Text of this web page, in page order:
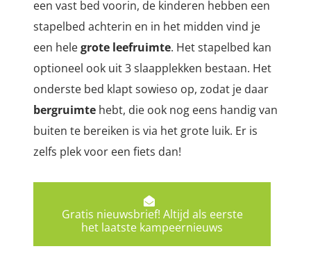
een vast bed voorin, de kinderen hebben een
stapelbed achterin en in het midden vind je
een helegrote leefruimte. Het stapelbed kan
optioneel ook uit 3 slaapplekken bestaan. Het
onderste bed klapt sowieso op, zodat je daar
bergruimte hebt, die ook nog eens handig van
buiten te bereiken is via het grote luik. Er is
zelfs plek voor een fiets dan!
Gratis nieuwsbrief! Altijd als eerste
het laatste kampeernieuws